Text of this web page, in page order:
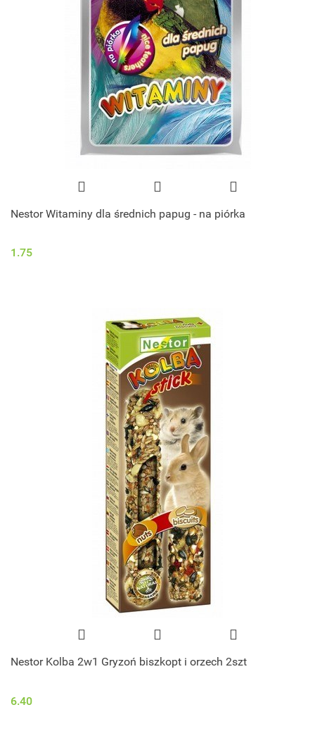
Nestor Witaminy dla średnich papug - na piórka
1.75
Nestor Kolba 2w1 Gryzoń biszkopt i orzech 2szt
6.40